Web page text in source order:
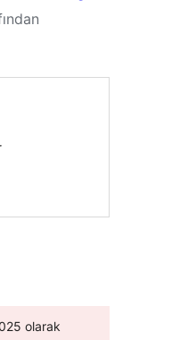
olarak